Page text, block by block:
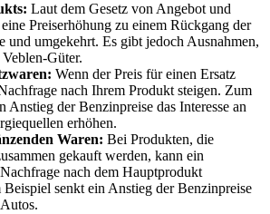
Laut dem Gesetz von Angebot und
Preiserhöhung zu einem Rückgang der
und umgekehrt. Es gibt jedoch Ausnahmen,
Güter.
Wenn der Preis für einen Ersatz
nach Ihrem Produkt steigen. Zum
Anstieg der Benzinpreise das Interesse an
erhöhen.
Waren: Bei Produkten, die
gekauft werden, kann ein
nach dem Hauptprodukt
senkt ein Anstieg der Benzinpreise